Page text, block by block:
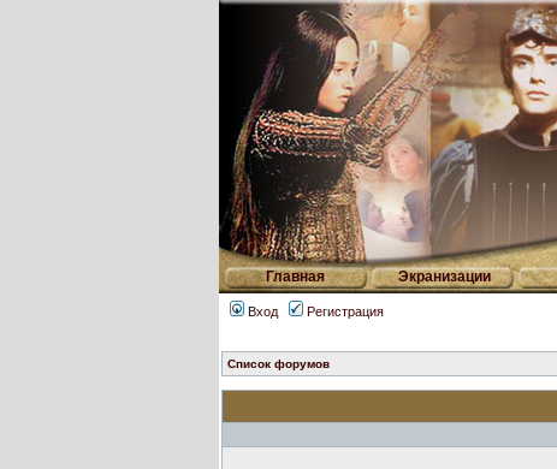
Главная Экранизации
Вход Регистрация
Список форумов